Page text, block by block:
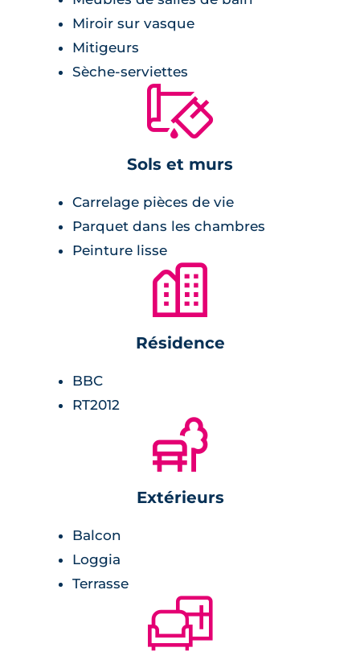
acquisition.
Miroir sur vasque
Mitigeurs
Sèche-serviettes
🔨
Sols et murs
Carrelage pièces de vie
Parquet dans les chambres
Peinture lisse
🏙
Résidence
BBC
RT2012
🌲
Extérieurs
Balcon
Loggia
Terrasse
🛋